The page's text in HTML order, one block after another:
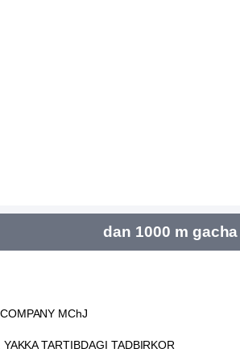
dan 1000 m
MChJ
YAKKA TARTIBDAGI TADBIRKOR